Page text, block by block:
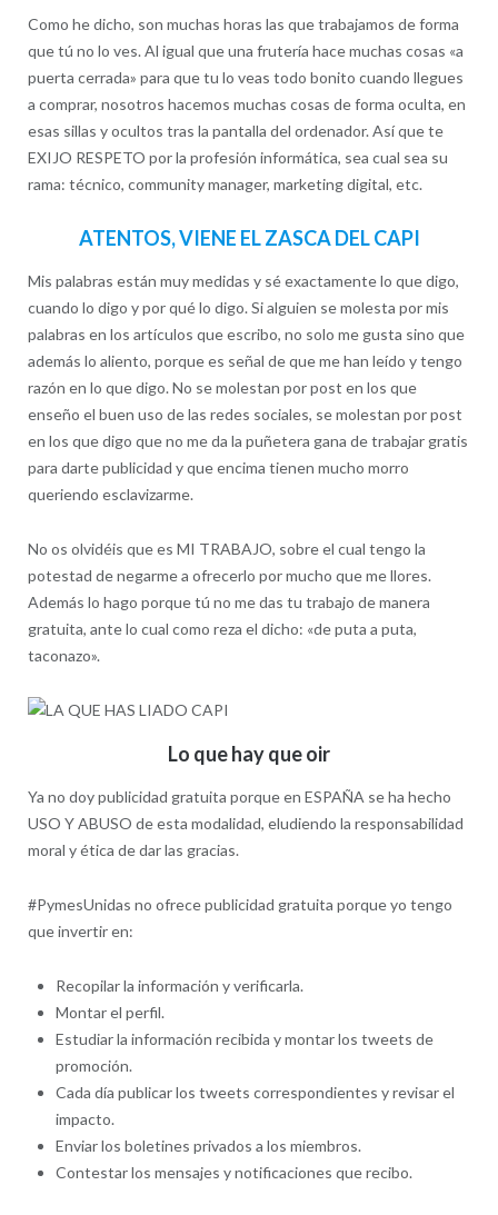
Como he dicho, son muchas horas las que trabajamos de forma
que tú no lo ves. Al igual que una frutería hace muchas cosas «a
puerta cerrada» para que tu lo veas todo bonito cuando llegues
a comprar, nosotros hacemos muchas cosas de forma oculta, en
esas sillas y ocultos tras la pantalla del ordenador. Así que te
EXIJO RESPETO por la profesión informática, sea cual sea su
rama: técnico, community manager, marketing digital, etc.
ATENTOS, VIENE EL ZASCA DEL CAPI
Mis palabras están muy medidas y sé exactamente lo que digo,
cuando lo digo y por qué lo digo. Si alguien se molesta por mis
palabras en los artículos que escribo, no solo me gusta sino que
además lo aliento, porque es señal de que me han leído y tengo
razón en lo que digo. No se molestan por post en los que
enseño el buen uso de las redes sociales, se molestan por post
en los que digo que no me da la puñetera gana de trabajar gratis
para darte publicidad y que encima tienen mucho morro
queriendo esclavizarme.
No os olvidéis que es MI TRABAJO, sobre el cual tengo la
potestad de negarme a ofrecerlo por mucho que me llores.
Además lo hago porque tú no me das tu trabajo de manera
gratuita, ante lo cual como reza el dicho: «de puta a puta,
taconazo».
Lo que hay que oir
Ya no doy publicidad gratuita porque en ESPAÑA se ha hecho
USO Y ABUSO de esta modalidad, eludiendo la responsabilidad
moral y ética de dar las gracias.
#PymesUnidas no ofrece publicidad gratuita porque yo tengo
que invertir en:
Recopilar la información y verificarla.
Montar el perfil.
Estudiar la información recibida y montar los tweets de
promoción.
Cada día publicar los tweets correspondientes y revisar el
impacto.
Enviar los boletines privados a los miembros.
Contestar los mensajes y notificaciones que recibo.